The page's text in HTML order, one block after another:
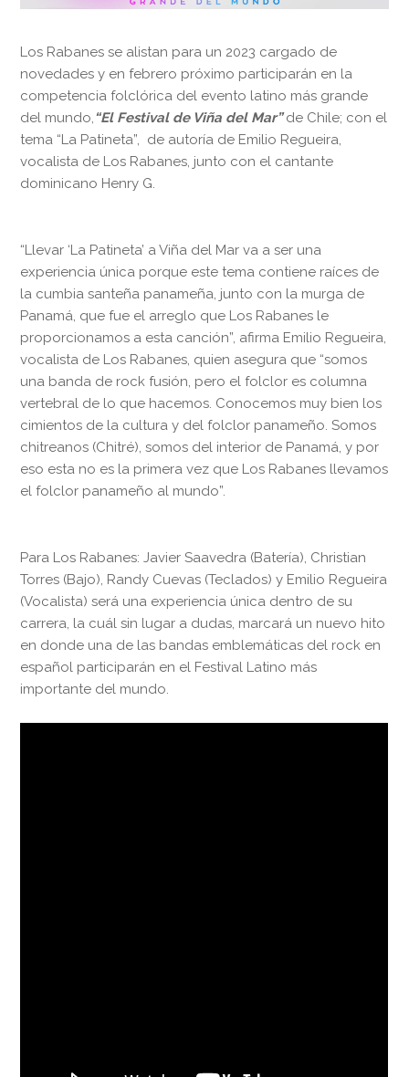
Los Rabanes se alistan para un 2023 cargado de
novedades y en febrero próximo participarán en la
competencia folclórica del evento latino más grande
del mundo, “El Festival de Viña del Mar”de Chile; con el
tema “La Patineta”, de autoría de Emilio Regueira,
vocalista de Los Rabanes, junto con el cantante
dominicano Henry G.
“Llevar ‘La Patineta’ a Viña del Mar va a ser una
experiencia única porque este tema contiene raíces de
la cumbia santeña panameña, junto con la murga de
Panamá, que fue el arreglo que Los Rabanes le
proporcionamos a esta canción”, afirma Emilio Regueira,
vocalista de Los Rabanes, quien asegura que “somos
una banda de rock fusión, pero el folclor es columna
vertebral de lo que hacemos. Conocemos muy bien los
cimientos de la cultura y del folclor panameño. Somos
chitreanos (Chitré), somos del interior de Panamá, y por
eso esta no es la primera vez que Los Rabanes llevamos
el folclor panameño al mundo”.
Para Los Rabanes: Javier Saavedra (Batería), Christian
Torres (Bajo), Randy Cuevas (Teclados) y Emilio Regueira
(Vocalista) será una experiencia única dentro de su
carrera, la cuál sin lugar a dudas, marcará un nuevo hito
en donde una de las bandas emblemáticas del rock en
español participarán en el Festival Latino más
importante del mundo.